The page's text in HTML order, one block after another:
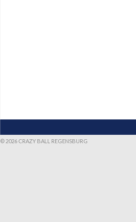
© 2026 CRAZY BALL REGENSBURG